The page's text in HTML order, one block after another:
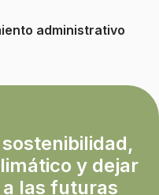
administrativo
y dejar
las futuras